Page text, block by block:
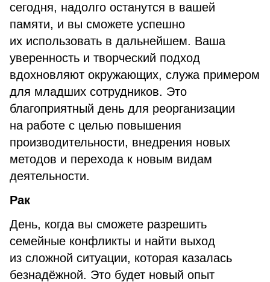
сегодня, надолго останутся в вашей
памяти, и вы сможете успешно
их использовать в дальнейшем. Ваша
уверенность и творческий подход
вдохновляют окружающих, служа примером
для младших сотрудников. Это
благоприятный день для реорганизации
на работе с целью повышения
производительности, внедрения новых
методов и перехода к новым видам
деятельности.
Рак
День, когда вы сможете разрешить
семейные конфликты и найти выход
из сложной ситуации, которая казалась
безнадёжной. Это будет новый опыт